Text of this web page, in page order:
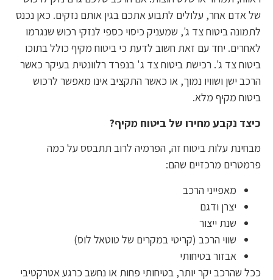
של אדם אחר, עלולים לתבוע אתכם בגין אותם נזקים. כאן נכנס
לתמונה ביטוח צד ג', שמעניק כיסוי כספי לנזקי רכוש שנגרמו
לאחרים. יחד עם זאת חשוב לדעת כי ביטוח מקיף כולל בתוכו
ביטוח צד ג'. רכישת ביטוח צד ג' בנפרד רלוונטית בעיקר כאשר
הרכב ישן ושוויו נמוך, או כאשר התקציב אינו מאפשר לרכוש
ביטוח מקיף מלא.
כיצד נקבע מחירו של ביטוח מקיף?
מבחינת עלות ביטוח זה, הפרמיה לרוב תתבסס על כמה
פרמטרים מרכזיים שהם:
מאפייני הרכב
יצרן ודגם
שנת ייצור
שווי הרכב (קריטי במקרים של טוטאל לוס)
אבזור בטיחותי
ככל שהרכב יקר יותר, בטיחותי פחות או נחשב כרגע אטרקטיבי